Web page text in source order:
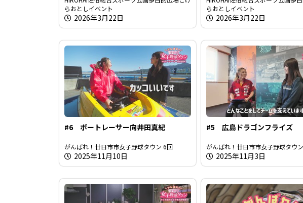
らおとしイベント
2026年3月22日
らおとしイベント
2026年3月22日
#6 ボートレーサー向井田真紀
がんばれ！廿日市市女子野球タウン 6回
2025年11月10日
#5 広島ドラゴンフライズ
がんばれ！廿日市市女子野球タウ
2025年11月3日